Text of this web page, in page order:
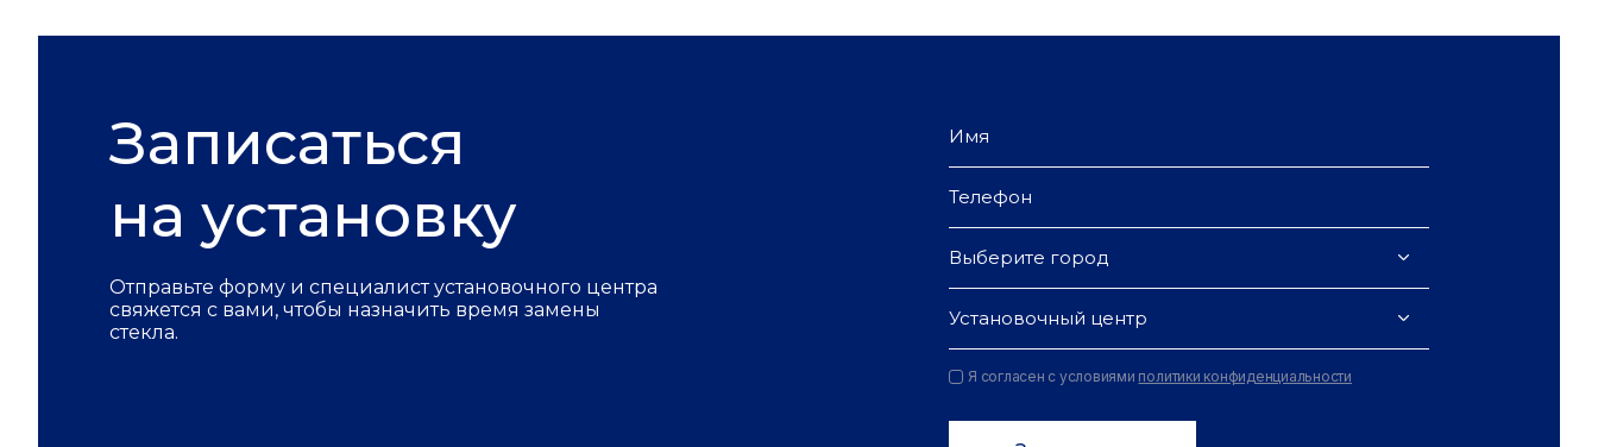
Записаться
на установку
Отправьте форму и специалист установочного центра
свяжется с вами, чтобы назначить время замены
стекла.
Выберите город
Установочный центр
Я согласен с условиями политики конфиденциальности